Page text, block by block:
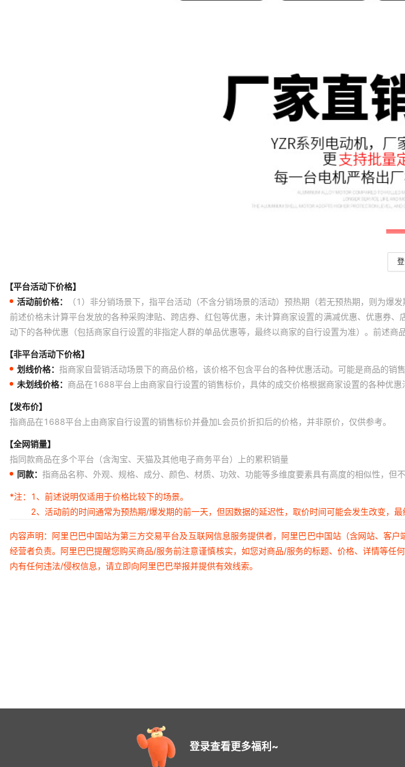
【平台活动下价格】
活动前价格：
（1）非分销场景下，指平台活动（不含分销场景的活动）预热期（若无预热期，则为
前述价格未计算平台发放的各种采购津贴、跨店券、红包等优惠，未计算商家设置的满减优惠、优惠券
动下的各种优惠（包括商家自行设置的非指定人群的单品优惠等，最终以商家的自行设置为准）。前述
【非平台活动下价格】
划线价格： 指商家自营销活动场景下的商品价格，该价格不包含平台的各种优惠活动。可能是商品的销
未划线价格： 商品在1688平台上由商家自行设置的销售标价，具体的成交价格根据商家设置的各种优惠
【发布价】
指商品在1688平台上由商家自行设置的销售标价并叠加L会员价折扣后的价格，并非原价，仅供参考。
【全网销量】
指同款商品在多个平台（含淘宝、天猫及其他电子商务平台）上的累积销量
同款： 指商品名称、外观、规格、成分、颜色、材质、功效、功能等多维度要素具有高度的相似性，但
*注：
1、前述说明仅适用于价格比较下的场景。
2、活动前的时间通常为预热期/爆发期的前一天，但因数据的延迟性，取价时间可能会发生改变，
内容声明：阿里巴巴中国站为第三方交易平台及互联网信息服务提供者，阿里巴巴中国站（含网站、客
经营者负责。阿里巴巴提醒您购买商品/服务前注意谨慎核实，如您对商品/服务的标题、价格、详情等
内有任何违法/侵权信息，请立即向阿里巴巴举报并提供有效线索。
登录查看更多福利~